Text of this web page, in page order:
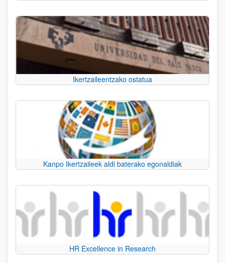
Ikertzaileentzako ostatua
Kanpo Ikertzaileek aldi baterako egonaldiak
HR Excellence in Research